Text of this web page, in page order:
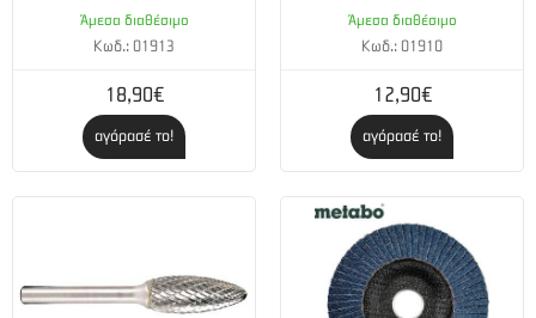
Άμεσα διαθέσιμο
Κωδ.: 01913
18,90€
αγόρασέ το!
Άμεσα διαθέσιμο
Κωδ.: 01910
12,90€
αγόρασέ το!